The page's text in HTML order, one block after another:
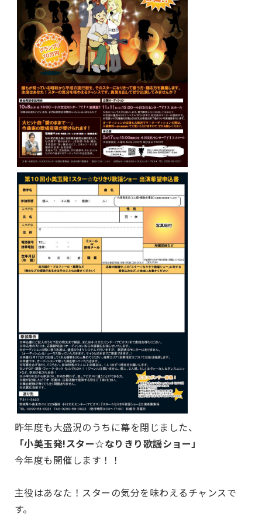
昨年度も大盛況のうちに幕を閉じました、
「小美玉発!スター☆なりきり歌謡ショー」
今年度も開催します！！
主役はあなた！スターの気分を味わえるチャンスで
す。